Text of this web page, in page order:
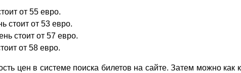
от 55 евро.
стоит от 53 евро.
стоит от 57 евро.
от 58 евро.
цен в системе поиска билетов на сайте. Затем можно как